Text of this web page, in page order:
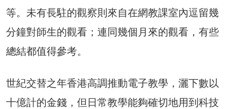
等。未有長駐的觀察則來自在網教課室內逗留幾
分鐘對師生的觀看；連同幾個月來的觀看，有些
總結都值得參考。
世紀交替之年香港高調推動電子教學，灑下數以
十億計的金錢，但日常教學能夠確切地用到科技